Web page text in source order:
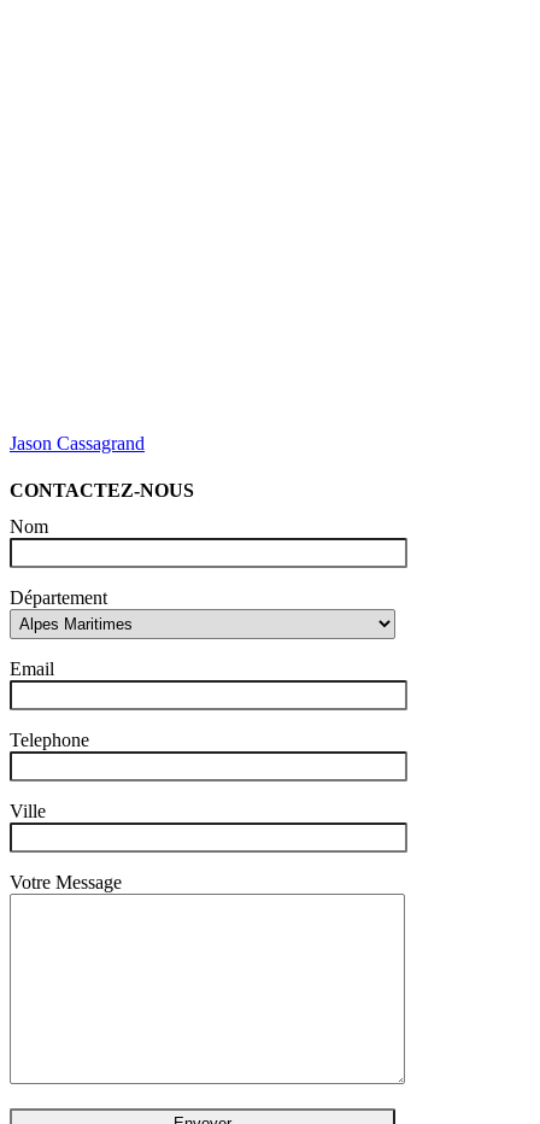
Jason Cassagrand
CONTACTEZ-NOUS
Nom
Département
Email
Telephone
Ville
Votre Message